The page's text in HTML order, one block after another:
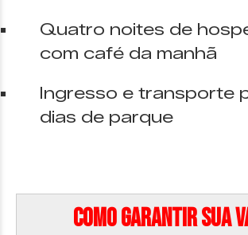
Quatro noites de
com café da manhã
Ingresso e transporte
dias de parque
Como garantir sua